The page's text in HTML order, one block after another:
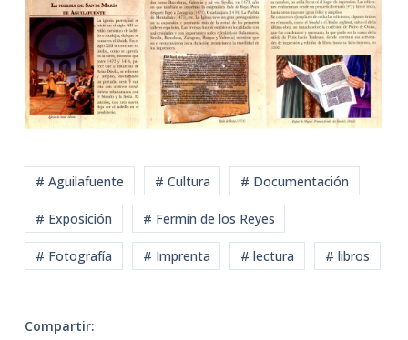
# Aguilafuente # Cultura # Documentación
# Exposición # Fermín de los Reyes
# Fotografía # Imprenta # lectura # libros
Compartir: